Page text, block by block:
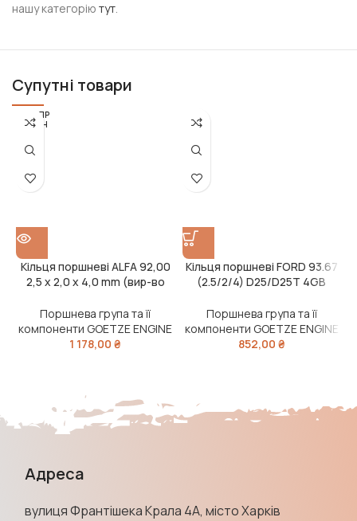
нашу категоріютут.
Супутні товари
РОЗПР
ОДАН
Кільця поршневі ALFA 92,00
2,5 x 2,0 x 4,0 mm (вир-во
Поршнева група та її
компоненти GOETZE ENGINE
1 178,00 ₴
Кільця поршневі FORD 93.67
(2.5/2/4) D25/D25T 4GB
Поршнева група та її
компоненти GOETZE ENGINE
852,00 ₴
Адреса
вулиця Франтішека Крала 4А, місто Харків